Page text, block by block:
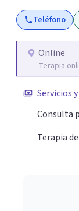
flexibles,
persona.Teléfono
Online
Terapia
Servicios
Consulta
Terapia